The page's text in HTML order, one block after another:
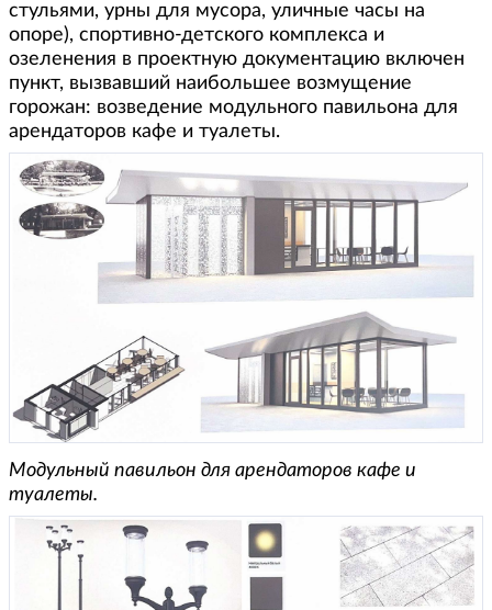
стульями, урны для мусора, уличные часы на
опоре), спортивно-детского комплекса и
озеленения в проектную документацию включен
пункт, вызвавший наибольшее возмущение
горожан: возведение модульного павильона для
арендаторов кафе и туалеты.
Модульный павильон для арендаторов кафе и
туалеты.